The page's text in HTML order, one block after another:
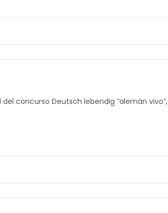
concurso Deutsch lebendig “alemán vivo”,